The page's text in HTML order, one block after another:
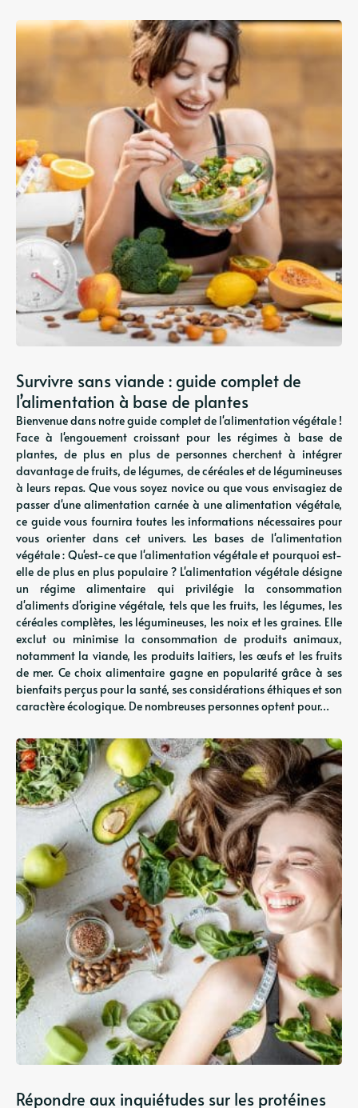
Survivre sans viande : guide complet de
l’alimentation à base de plantes
Bienvenue dans notre guide complet de l'alimentation végétale !
Face à l'engouement croissant pour les régimes à base de
plantes, de plus en plus de personnes cherchent à intégrer
davantage de fruits, de légumes, de céréales et de légumineuses
à leurs repas. Que vous soyez novice ou que vous envisagiez de
passer d'une alimentation carnée à une alimentation végétale,
ce guide vous fournira toutes les informations nécessaires pour
vous orienter dans cet univers. Les bases de l'alimentation
végétale : Qu'est-ce que l'alimentation végétale et pourquoi est-
elle de plus en plus populaire ? L'alimentation végétale désigne
un régime alimentaire qui privilégie la consommation
d'aliments d'origine végétale, tels que les fruits, les légumes, les
céréales complètes, les légumineuses, les noix et les graines. Elle
exclut ou minimise la consommation de produits animaux,
notamment la viande, les produits laitiers, les œufs et les fruits
de mer. Ce choix alimentaire gagne en popularité grâce à ses
bienfaits perçus pour la santé, ses considérations éthiques et son
caractère écologique. De nombreuses personnes optent pour…
Répondre aux inquiétudes sur les protéines